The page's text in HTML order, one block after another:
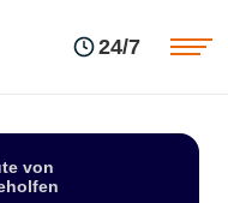
24/7
von